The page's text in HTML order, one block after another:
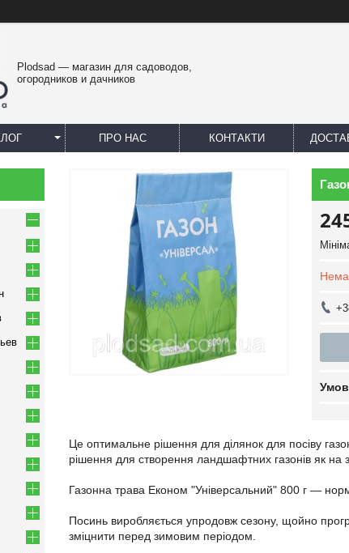
Plodsad — магазин для садоводов,
огородников и дачников
ПРО НАС КОНТАКТИ
Це оптимальне рішення для ділянок для посіву
рішення для створення ландшафтних газонів як на
Газонна трава Економ "Універсальний" 800 г —
Посинь виробляється упродовж сезону, щойно
зміцнити перед зимовим періодом.